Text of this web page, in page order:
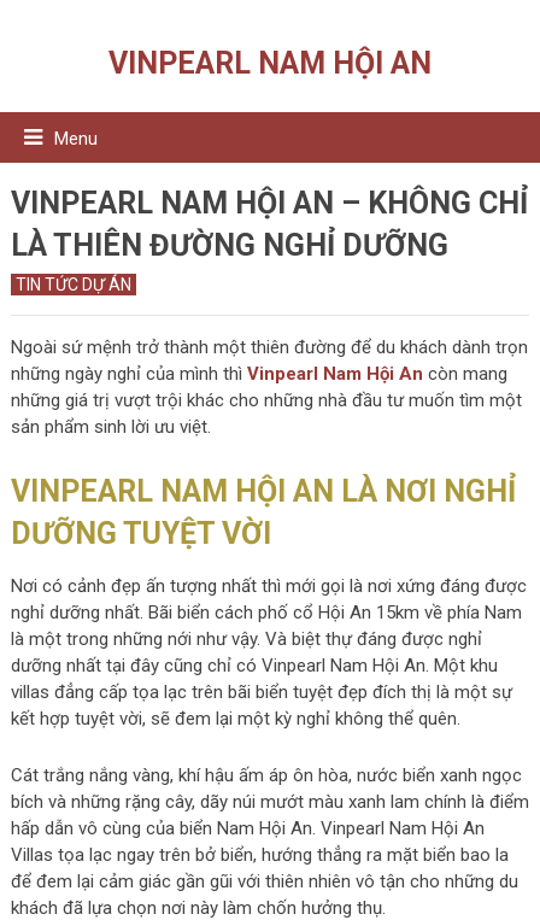
VINPEARL NAM HỘI AN
Menu
VINPEARL NAM HỘI AN – KHÔNG CHỈ
LÀ THIÊN ĐƯỜNG NGHỈ DƯỠNG
TIN TỨC DỰ ÁN
Ngoài sứ mệnh trở thành một thiên đường để du khách dành trọn
những ngày nghỉ của mình thì Vinpearl Nam Hội An còn mang
những giá trị vượt trội khác cho những nhà đầu tư muốn tìm một
sản phẩm sinh lời ưu việt.
VINPEARL NAM HỘI AN LÀ NƠI NGHỈ
DƯỠNG TUYỆT VỜI
Nơi có cảnh đẹp ấn tượng nhất thì mới gọi là nơi xứng đáng được
nghỉ dưỡng nhất. Bãi biển cách phố cổ Hội An 15km về phía Nam
là một trong những nới như vậy. Và biệt thự đáng được nghỉ
dưỡng nhất tại đây cũng chỉ có Vinpearl Nam Hội An. Một khu
villas đẳng cấp tọa lạc trên bãi biển tuyệt đẹp đích thị là một sự
kết hợp tuyệt vời, sẽ đem lại một kỳ nghỉ không thể quên.
Cát trắng nắng vàng, khí hậu ấm áp ôn hòa, nước biển xanh ngọc
bích và những rặng cây, dãy núi mướt màu xanh lam chính là điểm
hấp dẫn vô cùng của biển Nam Hội An. Vinpearl Nam Hội An
Villas tọa lạc ngay trên bở biển, hướng thẳng ra mặt biển bao la
để đem lại cảm giác gần gũi với thiên nhiên vô tận cho những du
khách đã lựa chọn nơi này làm chốn hưởng thụ.